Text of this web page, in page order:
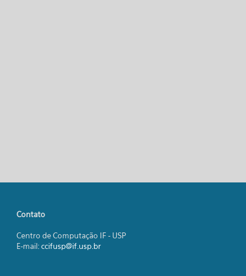
Contato
Centro de Computação IF - USP
E-mail:ccifusp@if.usp.br